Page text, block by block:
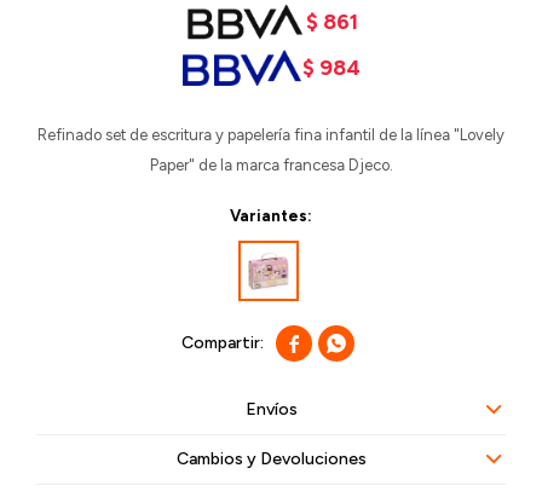
$ 861
$ 984
Refinado set de escritura y papelería fina infantil de la línea "Lovely
Paper" de la marca francesa Djeco.
Variantes:
 
Envíos
Cambios y Devoluciones